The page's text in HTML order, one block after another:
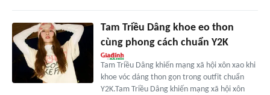
Tam Triều Dâng khoe eo thon
cùng phong cách chuẩn Y2K
Tam Triều Dâng khiến mạng xã hội xôn xao khi
khoe vóc dáng thon gọn trong outfit chuẩn
Y2K.Tam Triều Dâng khiến mạng xã hội xôn